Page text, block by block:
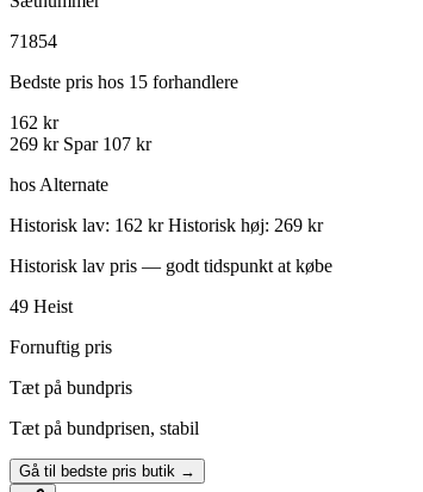
71854
Bedste pris hos 15 forhandlere
162 kr
269 kr Spar 107 kr
hos Alternate
Historisk lav: 162 kr Historisk høj: 269 kr
Historisk lav pris — godt tidspunkt at købe
49 Heist
Fornuftig pris
Tæt på bundpris
Tæt på bundprisen, stabil
Gå til bedste pris butik →